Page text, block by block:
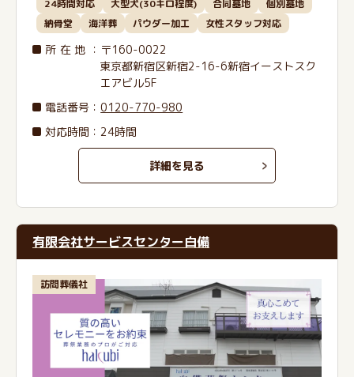
24時間対応 大型犬(30キロ程度) 合同墓地
個別墓地
納骨堂
海洋葬 パウダー加工 女性スタッフ対応
所在地 ：〒160-0022
東京都新宿区新宿2-16-6新宿イーストスク
エアビル5F
電話番号 ：0120-770-980
対応時間：24時間
詳細を見る
有限会社サービスセンター白備
訪問葬儀社